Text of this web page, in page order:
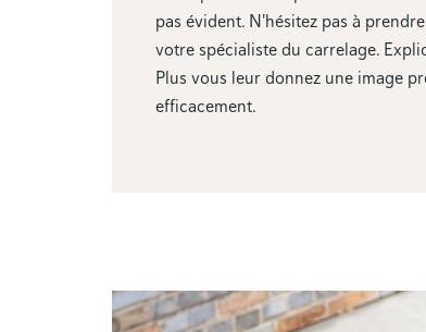
pas évident. N'hésitez pas à
votre spécialiste du carrelage.
Plus vous leur donnez une image
efficacement.